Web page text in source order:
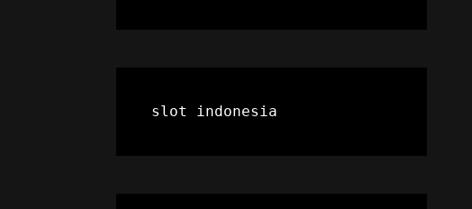
slot indonesia